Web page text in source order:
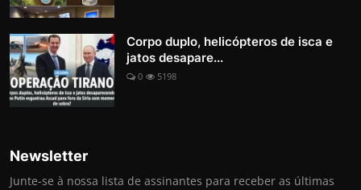
Corpo duplo, helicópteros de isca e
jatos desapare...
0 5198
Newsletter
Junte-se à nossa lista de assinantes para receber as últimas